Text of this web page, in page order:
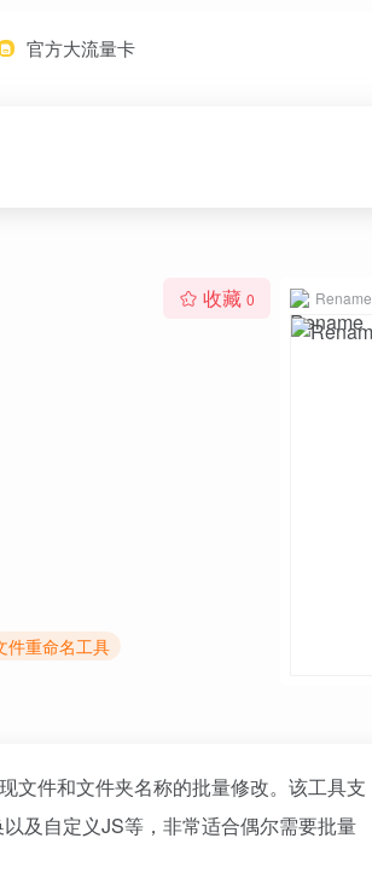
官方大流量卡
收藏 0
件重命名工具
Rename
文件和文件夹名称的批量修改。该工具支
及自定义JS等，非常适合偶尔需要批量